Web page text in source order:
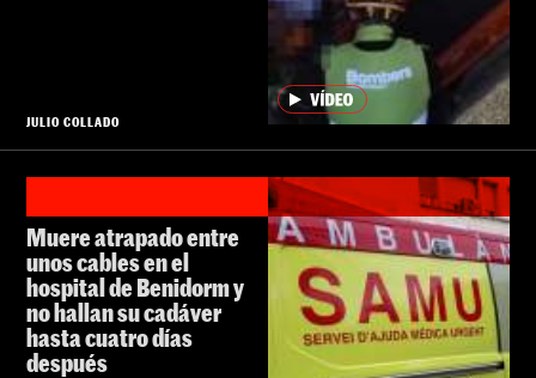
JULIO COLLADO
Muere atrapado entre
unos cables en el
hospital de Benidorm y
no hallan su cadáver
hasta cuatro días
después